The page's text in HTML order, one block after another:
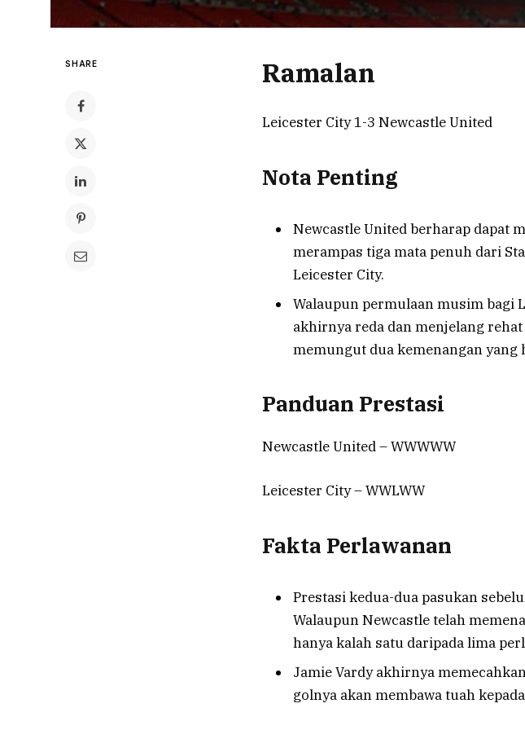
SHARE Ramalan
Leicester City 1-3 Newcastle United
Nota Penting
Newcastle United berharap dapat
merampas tiga mata penuh dari
Leicester City.
Walaupun permulaan musim bagi
akhirnya reda dan menjelang
memungut dua kemenangan yang
Panduan Prestasi
Newcastle United – WWWWW
Leicester City – WWLWW
Fakta Perlawanan
Prestasi kedua-dua pasukan
Walaupun Newcastle telah
hanya kalah satu daripada lima
Jamie Vardy akhirnya
golnya akan membawa tuah